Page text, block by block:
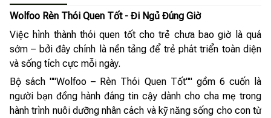
Wolfoo Rèn Thói Quen Tốt - Đi Ngủ Đúng Giờ
Việc hình thành thói quen tốt cho trẻ chưa bao giờ là quá
sớm – bởi đây chính là nền tảng để trẻ phát triển toàn diện
và sống tích cực mỗi ngày.
Bộ sách ""Wolfoo – Rèn Thói Quen Tốt"" gồm 6 cuốn là
người bạn đồng hành đáng tin cậy dành cho cha mẹ trong
hành trình nuôi dưỡng nhân cách và kỹ năng sống cho con từ